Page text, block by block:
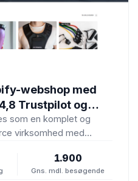
webshop med
Trustpilot og
kr.
som en komplet og
virksomhed med
og
Virksomheden…
1.900
Gns. mdl. besøgende